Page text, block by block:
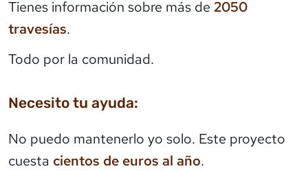
Tienes información sobre más de 2050
travesías.
Todo por la comunidad.
Necesito tu ayuda:
No puedo mantenerlo yo solo. Este proyecto
cuesta cientos de euros al año.